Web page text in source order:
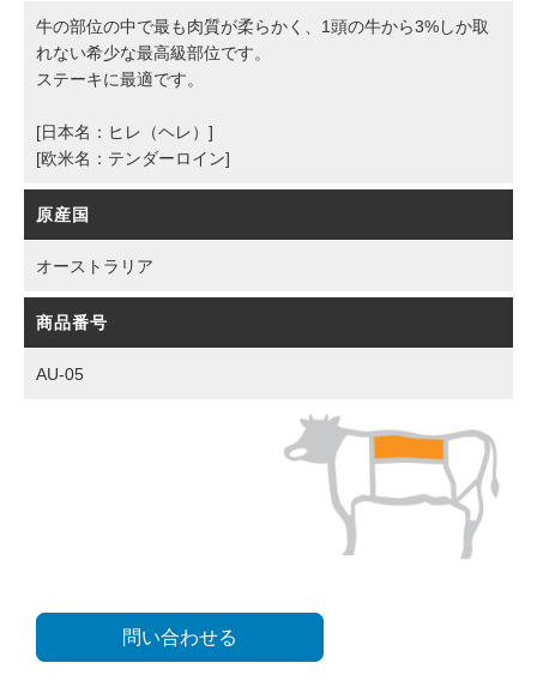
牛の部位の中で最も肉質が柔らかく、1頭の牛から3%しか取
れない希少な最高級部位です。
ステーキに最適です。
[日本名：ヒレ（ヘレ）]
[欧米名：テンダーロイン]
原産国
オーストラリア
商品番号
AU-05
問い合わせる